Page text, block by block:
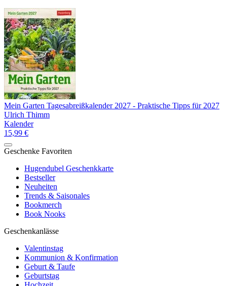
Mein Garten Tagesabreißkalender 2027 - Praktische Tipps für 2027
Ulrich Thimm
Kalender
15,99 €
Geschenke Favoriten
Hugendubel Geschenkkarte
Bestseller
Neuheiten
Trends & Saisonales
Bookmerch
Book Nooks
Geschenkanlässe
Valentinstag
Kommunion & Konfirmation
Geburt & Taufe
Geburtstag